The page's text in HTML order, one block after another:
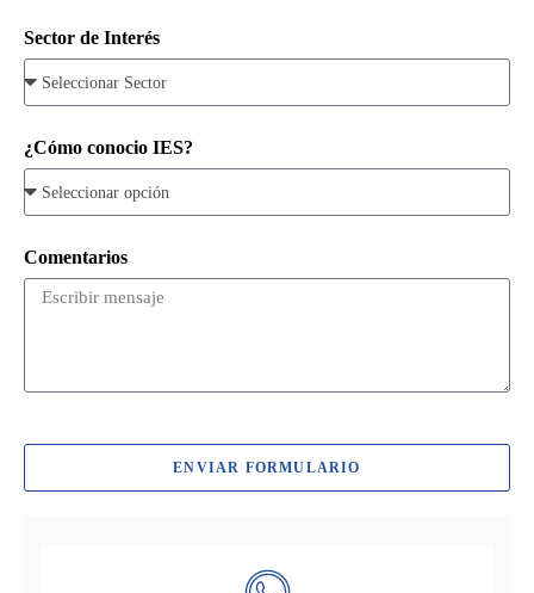
Sector de Interés
¿Cómo conocio IES?
Comentarios
ENVIAR FORMULARIO